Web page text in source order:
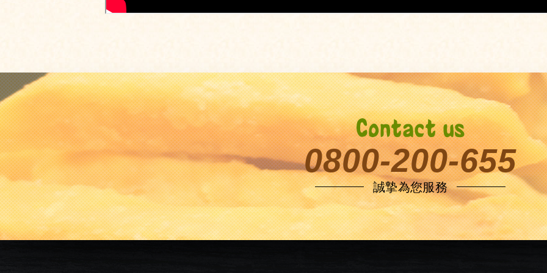
0800-200-655
誠摯為您服務